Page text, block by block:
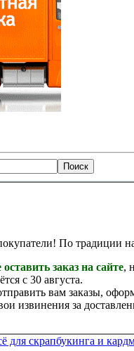
По традиции
заказ на сайте,
с 30 августа.
вам заказы,
извинения за
для скрапбукинга и